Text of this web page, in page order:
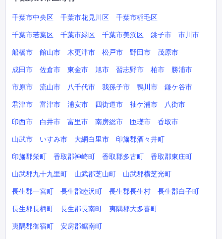
千葉市中央区 千葉市花見川区 千葉市稲毛区
千葉市若葉区 千葉市緑区 千葉市美浜区 銚子市 市川市
船橋市 館山市 木更津市 松戸市 野田市 茂原市
成田市 佐倉市 東金市 旭市 習志野市 柏市 勝浦市
市原市 流山市 八千代市 我孫子市 鴨川市 鎌ケ谷市
君津市 富津市 浦安市 四街道市 袖ケ浦市 八街市
印西市 白井市 富里市 南房総市 匝瑳市 香取市
山武市 いすみ市 大網白里市 印旛郡酒々井町
印旛郡栄町 香取郡神崎町 香取郡多古町 香取郡東庄町
山武郡九十九里町 山武郡芝山町 山武郡横芝光町
長生郡一宮町 長生郡睦沢町 長生郡長生村 長生郡白子町
長生郡長柄町 長生郡長南町 夷隅郡大多喜町
夷隅郡御宿町 安房郡鋸南町